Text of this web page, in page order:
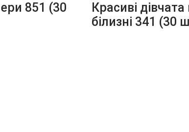
851 (30
Красиві
білизні 341 (30